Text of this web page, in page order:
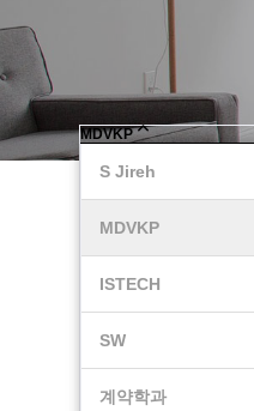
MDVKP
S Jireh
MDVKP
ISTECH
SW
계약학과